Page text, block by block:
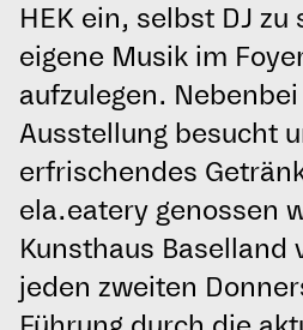
HEK ein, selbst DJ zu
eigene Musik im
aufzulegen.
Ausstellung besucht
erfrischendes
ela.eatery genossen
Kunsthaus Baselland
jeden zweiten